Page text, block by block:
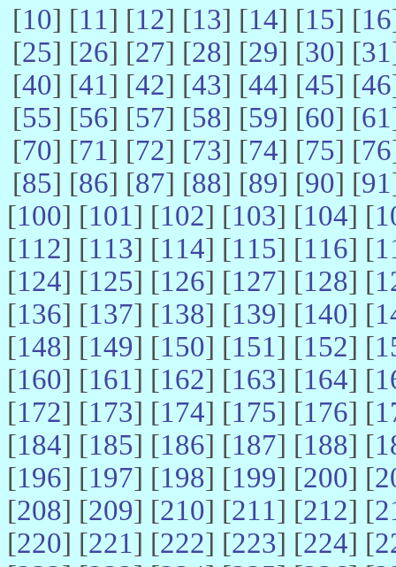
[10] [11] [12] [13] [14] [15] [16
[25] [26] [27] [28] [29] [30] [31
[40] [41] [42] [43] [44] [45] [46
[55] [56] [57] [58] [59] [60] [61
[70] [71] [72] [73] [74] [75] [76
[85] [86] [87] [88] [89] [90] [91
[100] [101] [102] [103] [104] [
[112] [113] [114] [115] [116] [
[124] [125] [126] [127] [128] [
[136] [137] [138] [139] [140] [
[148] [149] [150] [151] [152] [
[160] [161] [162] [163] [164] [
[172] [173] [174] [175] [176] [
[184] [185] [186] [187] [188] [
[196] [197] [198] [199] [200] [
[208] [209] [210] [211] [212] [
[220] [221] [222] [223] [224] [